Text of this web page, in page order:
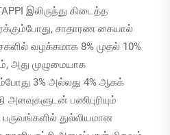
இலிருந்து கிடைத்த
சாதாரண கையால்
வழக்கமாக 8% முதல் 10%
அது முழுமையாக
3% அல்லது 4% ஆகக்
அளவுகளுடன் பணிபுரியும்
துல்லியமான